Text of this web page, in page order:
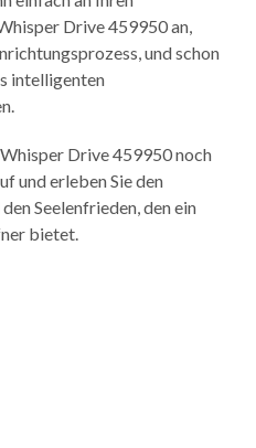
Drive 459950 an,
und schon
intelligenten
Drive 459950 noch
und erleben Sie den
Seelenfrieden, den ein
bietet.